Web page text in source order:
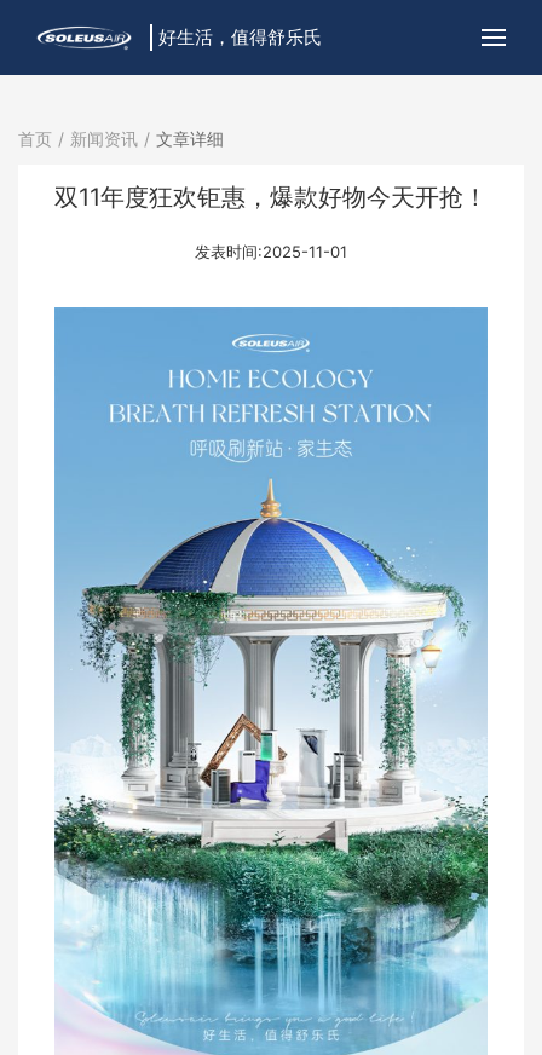
好生活，值得舒乐氏
首页 新闻资讯 文章详细
双11年度狂欢钜惠，爆款好物今天开抢！
发表时间:2025-11-01